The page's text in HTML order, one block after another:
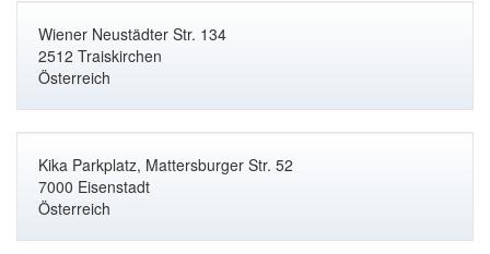
Wiener Neustädter Str. 134
2512 Traiskirchen
Österreich
Kika Parkplatz, Mattersburger Str. 52
7000 Eisenstadt
Österreich